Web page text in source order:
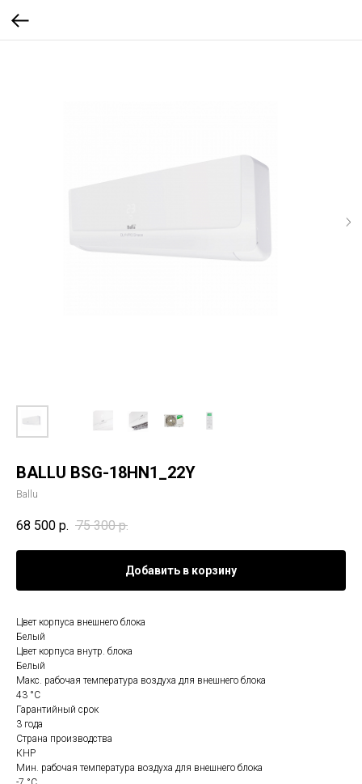
BALLU BSG-18HN1_22Y
Ballu
68 500 р. 75 300 р.
Добавить в корзину
Цвет корпуса внешнего блока
Белый
Цвет корпуса внутр. блока
Белый
Макс. рабочая температура воздуха для внешнего блока
43 °С
Гарантийный срок
3 года
Страна производства
КНР
Мин. рабочая температура воздуха для внешнего блока